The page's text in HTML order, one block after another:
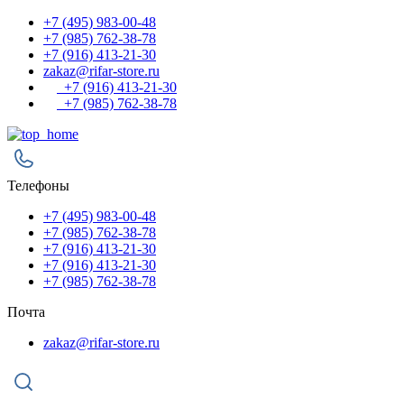
+7 (495) 983-00-48
+7 (985) 762-38-78
+7 (916) 413-21-30
zakaz@rifar-store.ru
+7 (916) 413-21-30
+7 (985) 762-38-78
Телефоны
+7 (495) 983-00-48
+7 (985) 762-38-78
+7 (916) 413-21-30
+7 (916) 413-21-30
+7 (985) 762-38-78
Почта
zakaz@rifar-store.ru